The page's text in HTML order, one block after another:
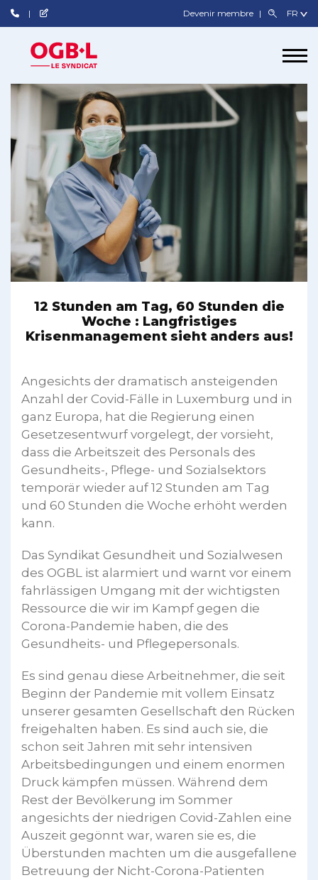
Devenir membre
12 Stunden am Tag, 60 Stunden die
Woche : Langfristiges
Krisenmanagement sieht anders aus!
Angesichts der dramatisch ansteigenden
Anzahl der Covid-Fälle in Luxemburg und in
ganz Europa, hat die Regierung einen
Gesetzesentwurf vorgelegt, der vorsieht,
dass die Arbeitszeit des Personals des
Gesundheits-, Pflege- und Sozialsektors
temporär wieder auf 12 Stunden am Tag
und 60 Stunden die Woche erhöht werden
kann.
Das Syndikat Gesundheit und Sozialwesen
des OGBL ist alarmiert und warnt vor einem
fahrlässigen Umgang mit der wichtigsten
Ressource die wir im Kampf gegen die
Corona-Pandemie haben, die des
Gesundheits- und Pflegepersonals.
Es sind genau diese Arbeitnehmer, die seit
Beginn der Pandemie mit vollem Einsatz
unserer gesamten Gesellschaft den Rücken
freigehalten haben. Es sind auch sie, die
schon seit Jahren mit sehr intensiven
Arbeitsbedingungen und einem enormen
Druck kämpfen müssen. Während dem
Rest der Bevölkerung im Sommer
angesichts der niedrigen Covid-Zahlen eine
Auszeit gegönnt war, waren sie es, die
Überstunden machten um die ausgefallene
Betreuung der Nicht-Corona-Patienten